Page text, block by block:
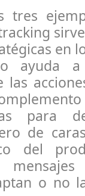
tres
en
ayuda a
para
de
del
o no